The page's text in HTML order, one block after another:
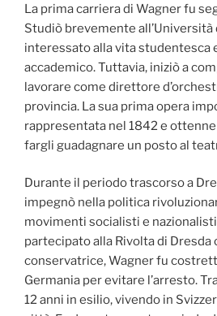
La prima carriera di Wagner fu
Studiò brevemente all’Università
interessato alla vita studentesca
accademico. Tuttavia, iniziò a
lavorare come direttore
provincia. La sua prima opera
rappresentata nel 1842 e
fargli guadagnare un posto al
Durante il periodo trascorso a
impegnò nella politica
movimenti socialisti e
partecipato alla Rivolta di Dresda
conservatrice, Wagner fu
Germania per evitare l’arresto.
12 anni in esilio, vivendo in